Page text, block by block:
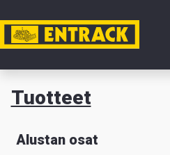
Tuotteet
Alustan osat